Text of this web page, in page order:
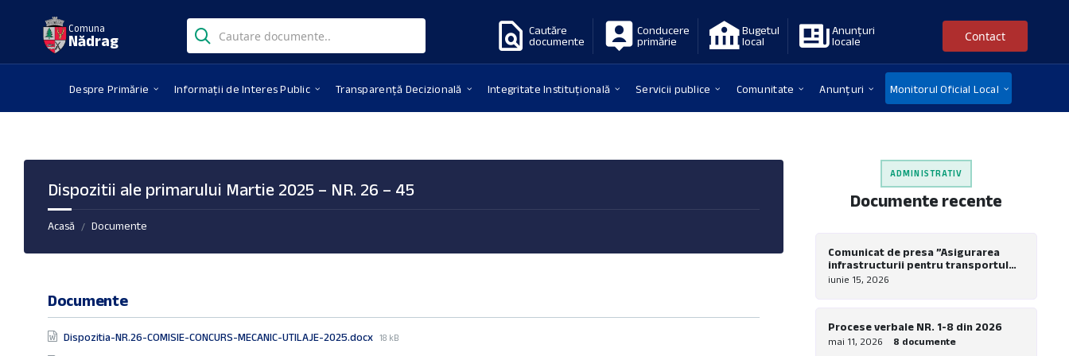
sidebar
Comuna
Nădrag
Search:
Cautăre
documente
Conducere
primărie
Bugetul
local
Anunțuri
locale
Contact
Despre Primărie Informații de Interes Public Transparență Decizională Integritate Instituțională Servicii publice Comunitate Anunțuri Monitorul Oficial Local
Dispozitii ale primarului Martie 2025 – NR. 26 – 45
Acasă / Documente
Documente
Dispozitia-NR.26-COMISIE-CONCURS-MECANIC-UTILAJE-2025.docx File
18 kB
ADMINISTRATIV
Documente recente
Comunicat de presa ”Asigurarea
infrastructurii pentru transportul
verde in comuna Nadrag – Realizare
iunie 15, 2026
Procese verbale NR. 1-8 din 2026
mai 11, 2026 8 documente